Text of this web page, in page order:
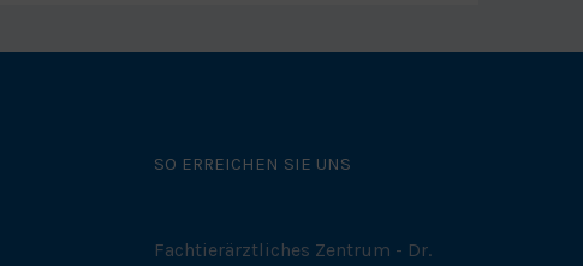
SO ERREICHEN SIE UNS
Fachtierärztliches Zentrum - Dr.